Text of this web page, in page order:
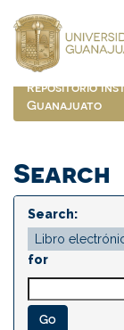
navigation
Repositorio
Guanajuato
Search
Search:
for